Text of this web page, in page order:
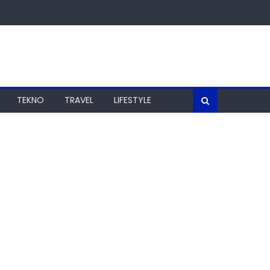
TEKNO TRAVEL LIFESTYLE